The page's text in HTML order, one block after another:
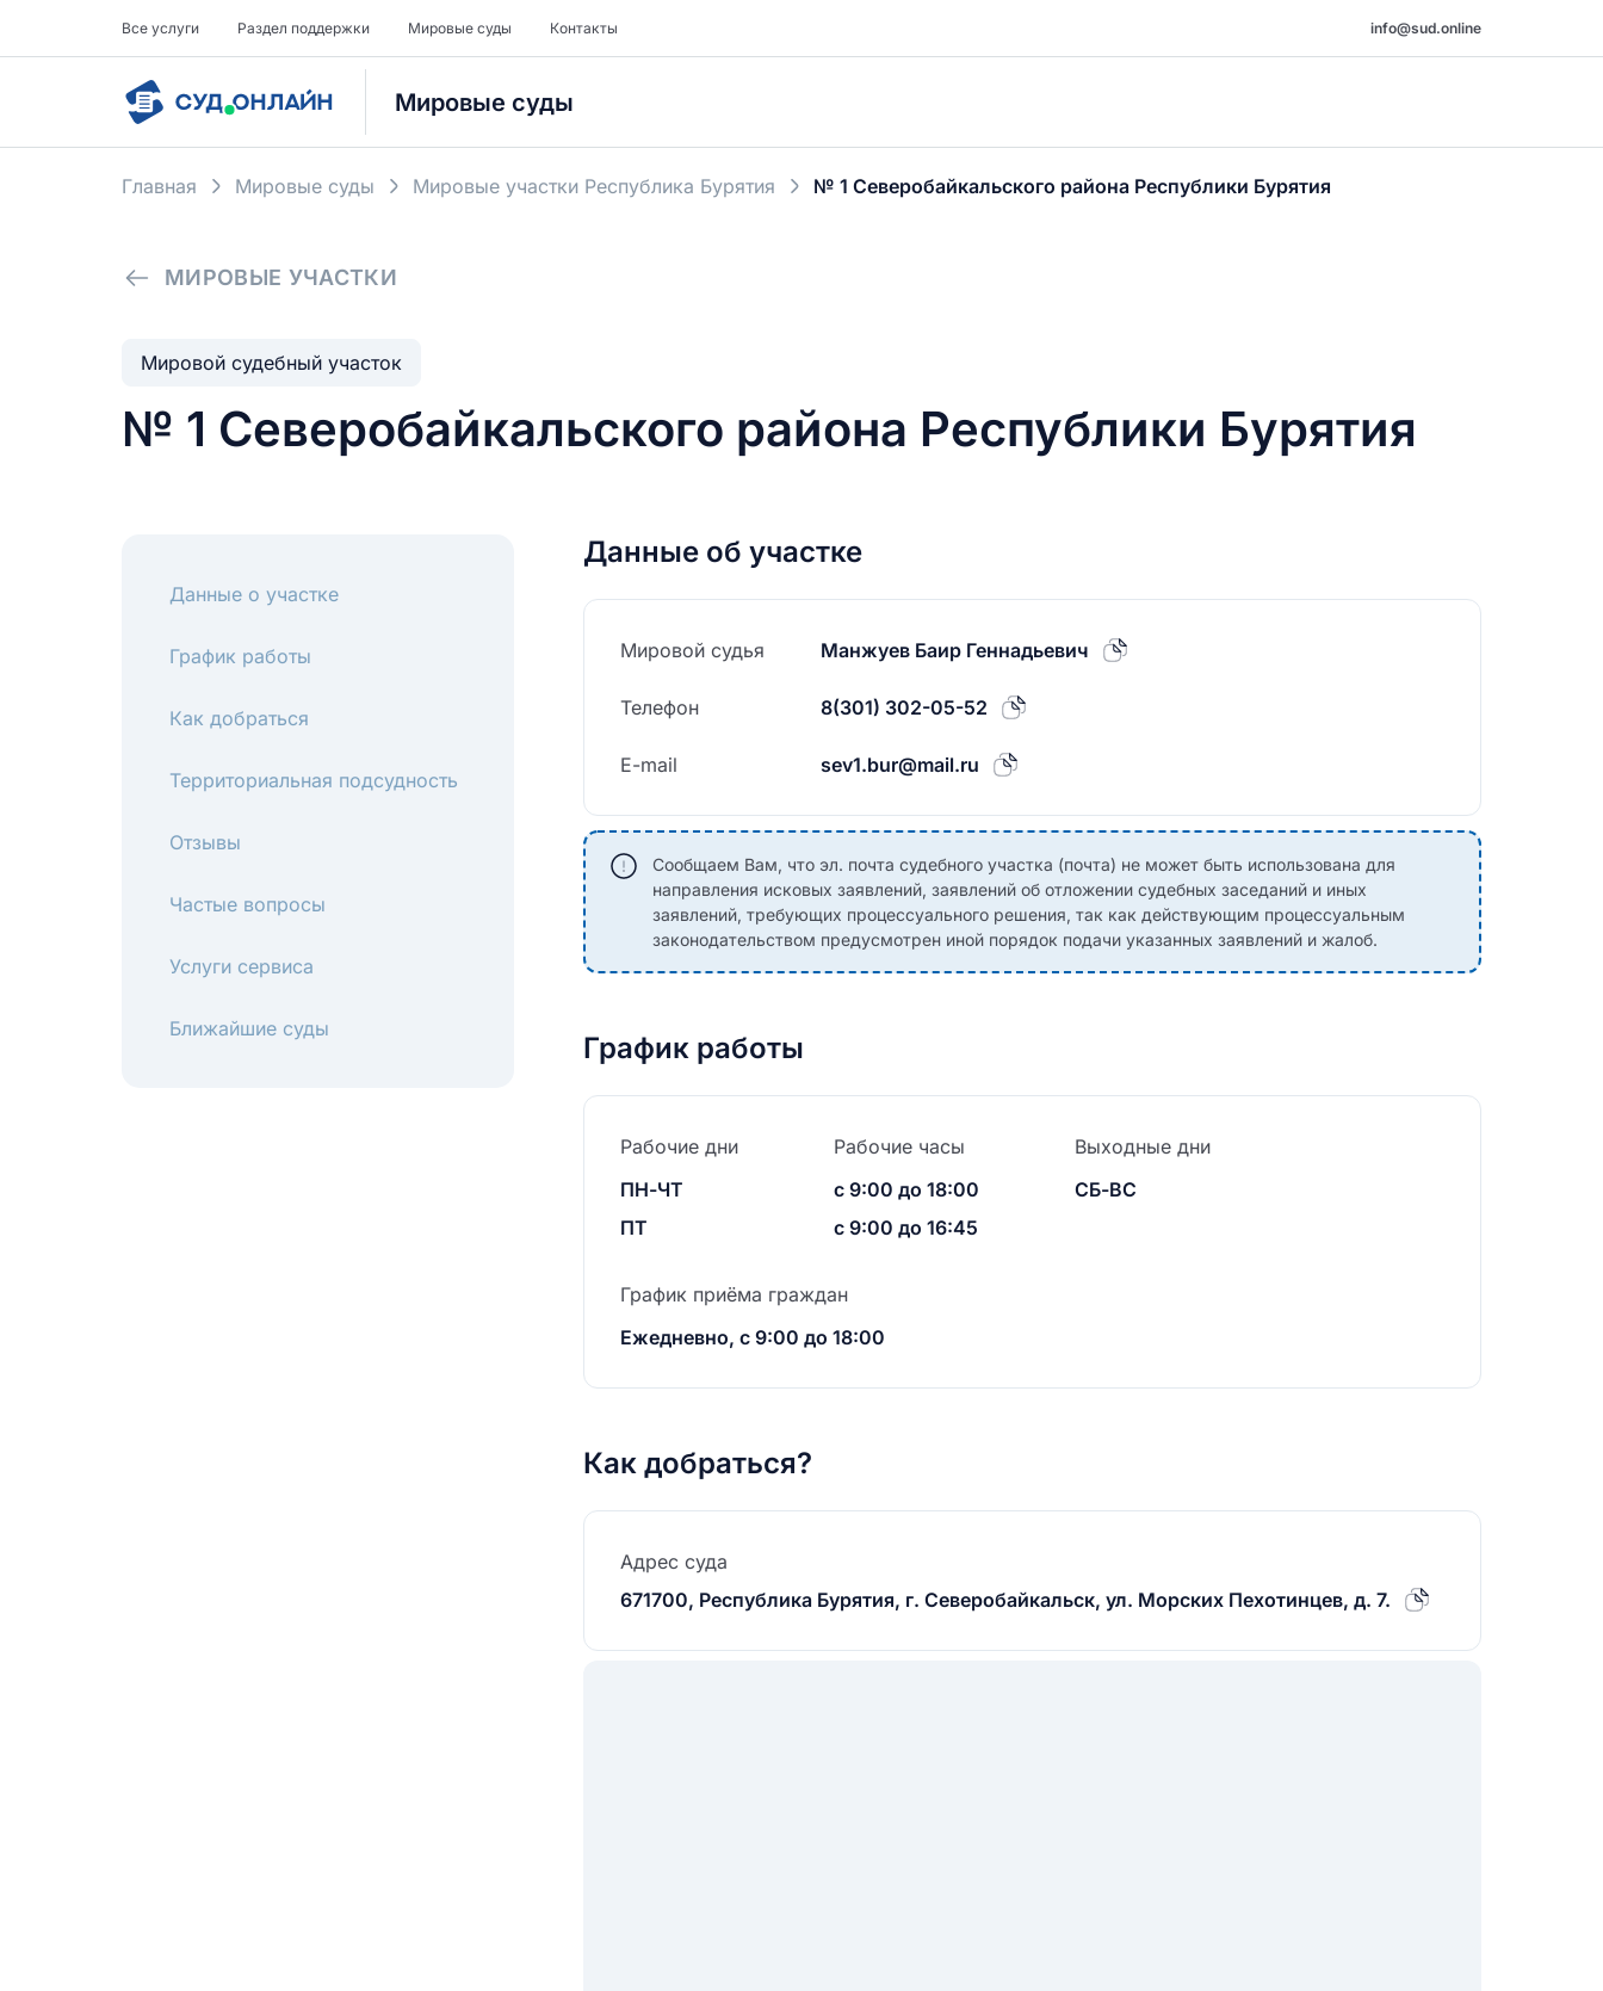
Все услуги Раздел поддержки Мировые суды Контакты info@sud.online
Мировые суды
Главная Мировые суды Мировые участки Республика Бурятия № 1 Северобайкальского района Республики Бурятия
МИРОВЫЕ УЧАСТКИ
Мировой судебный участок
№ 1 Северобайкальского района Республики Бурятия
Данные о участке
График работы
Как добраться
Территориальная подсудность
Отзывы
Частые вопросы
Услуги сервиса
Ближайшие суды
Данные об участке
Мировой судья Манжуев Баир Геннадьевич
Телефон 8(301) 302-05-52
E-mail sev1.bur@mail.ru
Сообщаем Вам, что эл. почта судебного участка (почта) не может быть использована для
направления исковых заявлений, заявлений об отложении судебных заседаний и иных
заявлений, требующих процессуального решения, так как действующим процессуальным
законодательством предусмотрен иной порядок подачи указанных заявлений и жалоб.
График работы
Рабочие дни
ПН-ЧТ
ПТ
Рабочие часы
с 9:00 до 18:00
с 9:00 до 16:45
Выходные дни
СБ-ВС
График приёма граждан
Ежедневно, с 9:00 до 18:00
Как добраться?
Адрес суда
671700, Республика Бурятия, г. Северобайкальск, ул. Морских Пехотинцев, д. 7.